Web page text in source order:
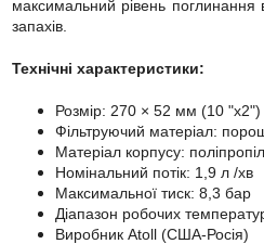
максимальний рівень поглинання
запахів.
Технічні характеристики:
Розмір: 270 × 52 мм (10 "х2")
Фільтруючий матеріал:
Матеріал корпусу:
Номінальний потік: 1,9 л /хв
Максимальної тиск: 8,3 бар
Діапазон робочих
Виробник Atoll (США-Росія)